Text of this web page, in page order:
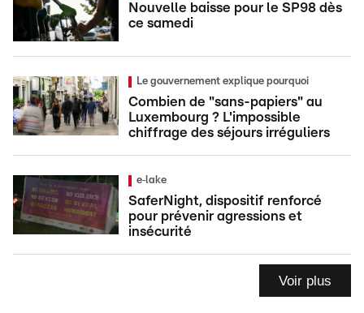
Nouvelle baisse pour le SP98 dès
ce samedi
Le gouvernement explique pourquoi
Combien de "sans-papiers" au
Luxembourg ? L'impossible
chiffrage des séjours irréguliers
e‑lake
SaferNight, dispositif renforcé
pour prévenir agressions et
insécurité
Voir plus